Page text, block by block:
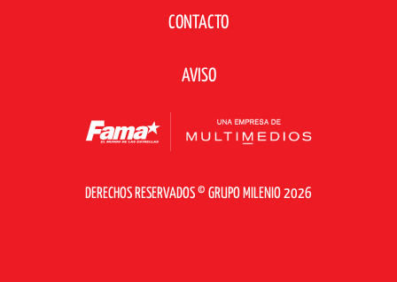
CONTACTO
AVISO
DERECHOS RESERVADOS © GRUPO MILENIO 2026